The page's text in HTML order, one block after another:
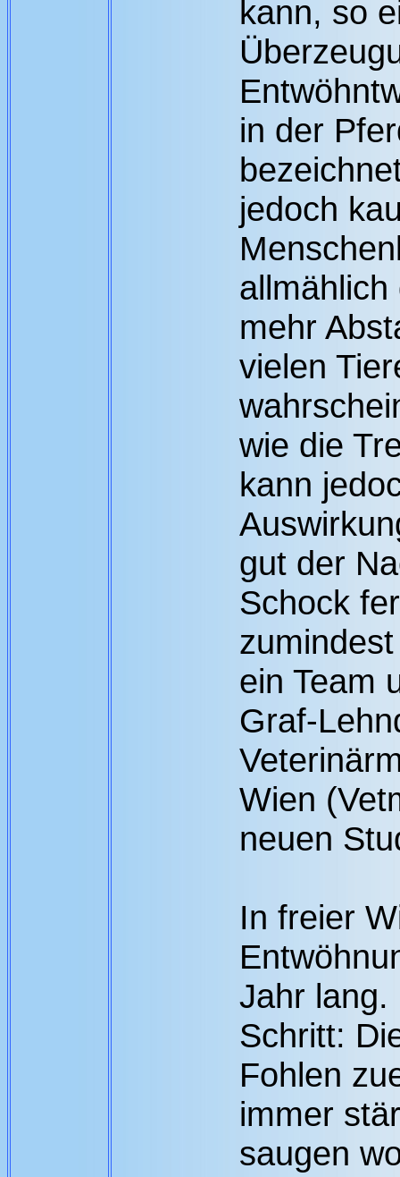
kann, so
in der
jedoch
mehr
vielen
wie die
kann
gut der
Schock
ein Team
Graf-
Wien
neuen
In freier
Jahr lang.
Schritt:
Fohlen
immer
saugen